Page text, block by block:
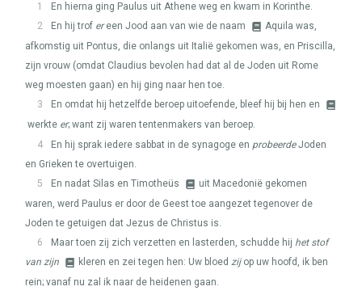
1
En hierna ging Paulus uit Athene weg en kwam in Korinthe.
2
En hij trof ereen Jood aan van wie de naam
Aquila was,
afkomstig uit Pontus, die onlangs uit Italië gekomen was, en Priscilla,
zijn vrouw (omdat Claudius bevolen had dat al de Joden uit Rome
weg moesten gaan) en hij ging naar hen toe.
3
En omdat hij hetzelfde beroep uitoefende, bleef hij bij hen en
werkte er; want zij waren tentenmakers van beroep.
4
En hij sprak iedere sabbat in de synagoge en probeerdeJoden
en Grieken te overtuigen.
5
En nadat Silas en Timotheüs
uit Macedonië gekomen
waren, werd Paulus er door de Geest toe aangezet tegenover de
Joden te getuigen dat Jezus de Christus is.
6
Maar toen zij zich verzetten en lasterden, schudde hij het stof
van zijn
kleren en zei tegen hen: Uw bloed zijop uw hoofd, ik ben
rein; vanaf nu zal ik naar de heidenen gaan.